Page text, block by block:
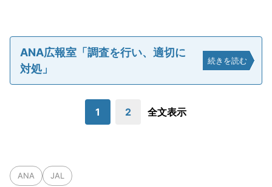
ANA広報室「調査を行い、適切に
対処」
続きを読む
1 2 全文表示
ANA JAL